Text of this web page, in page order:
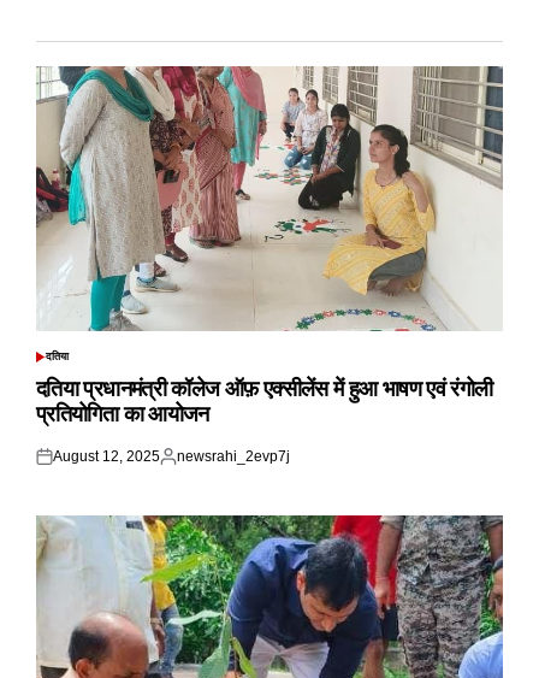
POSTED
दतिया
दतिया प्रधानमंत्री कॉलेज ऑफ़ एक्सीलेंस में हुआ भाषण एवं रंगोली
प्रतियोगिता का आयोजन
Posted
August 12, 2025
Posted
newsrahi_2evp7j